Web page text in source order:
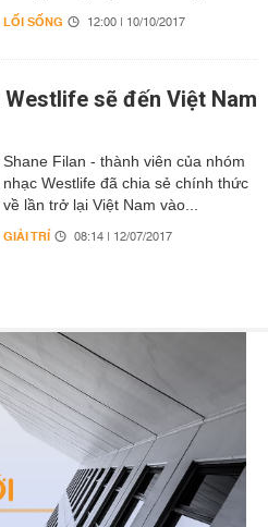
LỐI SỐNG 12:00 | 10/10/2017
sẽ đến Việt Nam
Shane Filan - thành viên của nhóm
nhạc Westlife đã chia sẻ chính thức
về lần trở lại Việt Nam vào...
GIẢI TRÍ 08:14 | 12/07/2017